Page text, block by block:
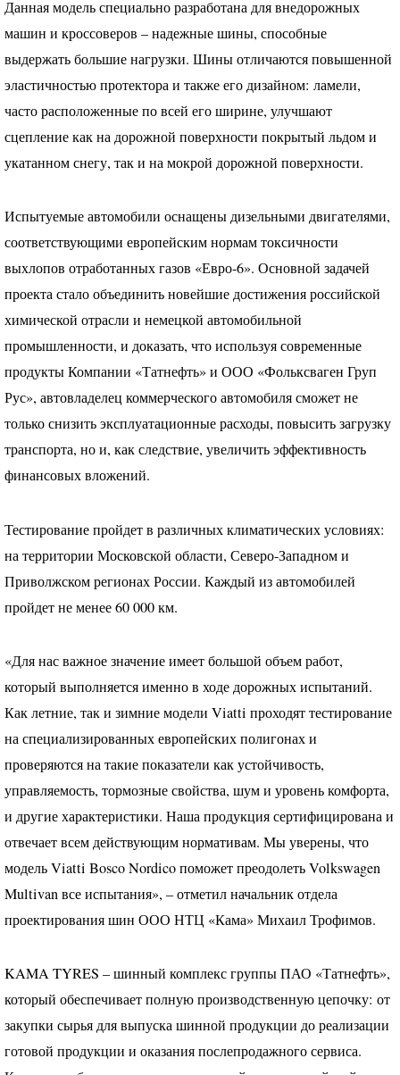
Данная модель специально разработана для внедорожных
машин и кроссоверов – надежные шины, способные
выдержать большие нагрузки. Шины отличаются повышенной
эластичностью протектора и также его дизайном: ламели,
часто расположенные по всей его ширине, улучшают
сцепление как на дорожной поверхности покрытый льдом и
укатанном снегу, так и на мокрой дорожной поверхности.
Испытуемые автомобили оснащены дизельными двигателями,
соответствующими европейским нормам токсичности
выхлопов отработанных газов «Евро-6». Основной задачей
проекта стало объединить новейшие достижения российской
химической отрасли и немецкой автомобильной
промышленности, и доказать, что используя современные
продукты Компании «Татнефть» и ООО «Фольксваген Груп
Рус», автовладелец коммерческого автомобиля сможет не
только снизить эксплуатационные расходы, повысить загрузку
транспорта, но и, как следствие, увеличить эффективность
финансовых вложений.
Тестирование пройдет в различных климатических условиях:
на территории Московской области, Северо-Западном и
Приволжском регионах России. Каждый из автомобилей
пройдет не менее 60 000 км.
«Для нас важное значение имеет большой объем работ,
который выполняется именно в ходе дорожных испытаний.
Как летние, так и зимние модели Viatti проходят тестирование
на специализированных европейских полигонах и
проверяются на такие показатели как устойчивость,
управляемость, тормозные свойства, шум и уровень комфорта,
и другие характеристики. Наша продукция сертифицирована и
отвечает всем действующим нормативам. Мы уверены, что
модель Viatti Bosco Nordico поможет преодолеть Volkswagen
Multivan все испытания», – отметил начальник отдела
проектирования шин ООО НТЦ «Кама» Михаил Трофимов.
KAMATYRES – шинный комплекс группыПАО «Татнефть»,
который обеспечивает полную производственную цепочку: от
закупки сырья для выпуска шинной продукции до реализации
готовой продукции и оказания послепродажного сервиса.